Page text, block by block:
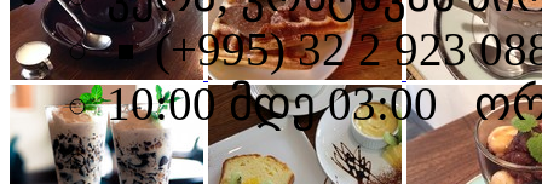
(+995) 32 2 923
10:00 მდე 03:00